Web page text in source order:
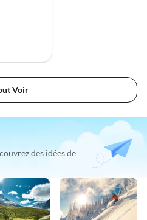
Voir
des idées de